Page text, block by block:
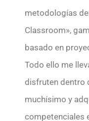
metodologías
Classroom»,
basado en
Todo ello me
disfruten dentro
muchísimo y
competenciales